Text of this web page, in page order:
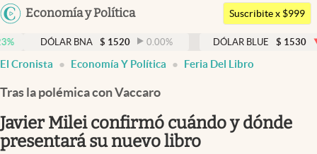
Argentina
Uruguay
Economía y Política
Members
Economía y Política
Finanzas y Mercados
Mercados Online
Negocios
Columnistas
Suscribite x $999
BNA $ 1520 0.00% DÓLAR BLUE $ 1530 -0.65%
El Cronista Economía Y Política Feria Del Libro
Tras la polémica con Vaccaro
Javier Milei confirmó cuándo y dónde
presentará su nuevo libro